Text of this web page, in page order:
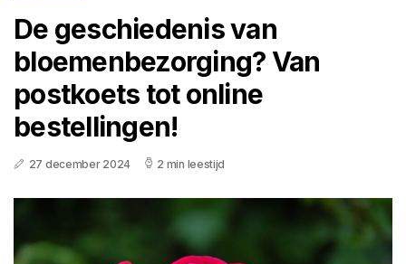
De geschiedenis van
bloemenbezorging? Van
postkoets tot online
bestellingen!
27 december 2024 2 min leestijd